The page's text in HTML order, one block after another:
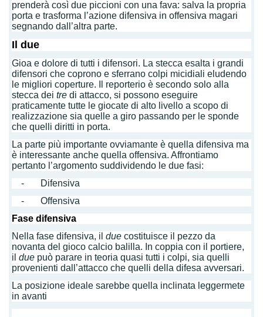
prenderà così due piccioni con una fava: salva la propria
porta e trasforma l’azione difensiva in offensiva magari
segnando dall’altra parte.
Il due
Gioa e dolore di tutti i difensori. La stecca esalta i grandi
difensori che coprono e sferrano colpi micidiali eludendo
le migliori coperture. Il reporterio è secondo solo alla
stecca deitre di attacco, si possono eseguire
praticamente tutte le giocate di alto livello a scopo di
realizzazione sia quelle a giro passando per le sponde
che quelli diritti in porta.
La parte più importante ovviamante è quella difensiva ma
è interessante anche quella offensiva. Affrontiamo
pertanto l’argomento suddividendo le due fasi:
- Difensiva
- Offensiva
Fase difensiva
Nella fase difensiva, ildue costituisce il pezzo da
novanta del gioco calcio balilla. In coppia con il portiere,
ildue può parare in teoria quasi tutti i colpi, sia quelli
provenienti dall’attacco che quelli della difesa avversari.
La posizione ideale sarebbe quella inclinata leggermete
in avanti